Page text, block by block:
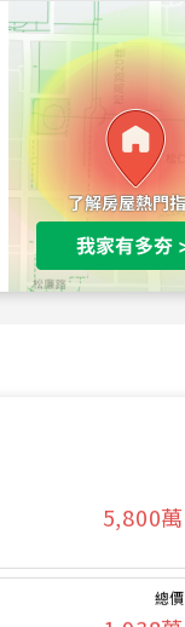
總價
1,020萬
總價
490萬
總價
1,808萬
總價
1,938萬